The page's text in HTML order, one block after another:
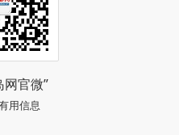
网官微”
用信息